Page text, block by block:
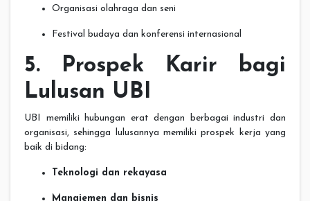
Organisasi olahraga dan seni
Festival budaya dan konferensi internasional
5. Prospek Karir bagi
Lulusan UBI
UBI memiliki hubungan erat dengan berbagai industri dan
organisasi, sehingga lulusannya memiliki prospek kerja yang
baik di bidang:
Teknologi dan rekayasa
Manajemen dan bisnis